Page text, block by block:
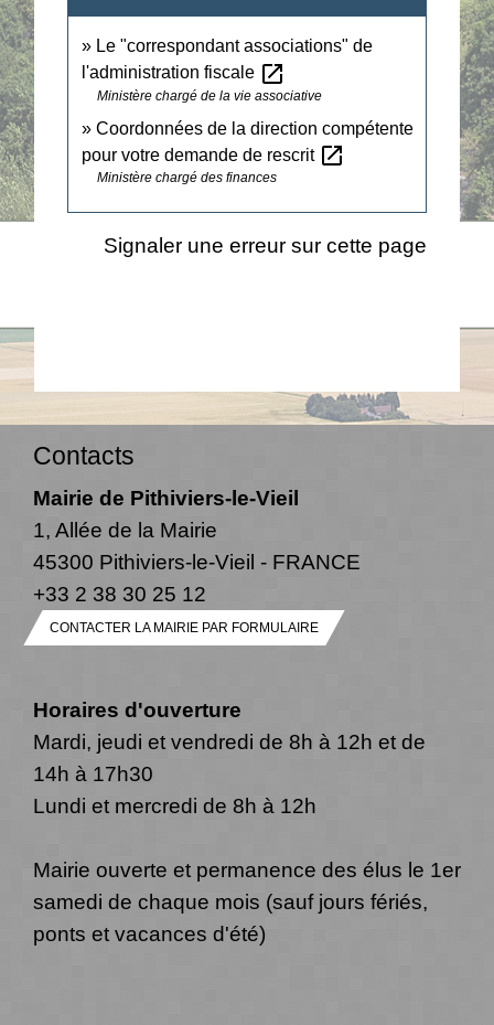
Le "correspondant associations" de
l'administration fiscale open_in_new
Ministère chargé de la vie associative
Coordonnées de la direction compétente
pour votre demande de rescrit open_in_new
Ministère chargé des finances
Signaler une erreur sur cette page
Contacts
Mairie de Pithiviers-le-Vieil
1, Allée de la Mairie
45300 Pithiviers-le-Vieil - FRANCE
+33 2 38 30 25 12
CONTACTER LA MAIRIE PAR FORMULAIRE
Horaires d'ouverture
Mardi, jeudi et vendredi de 8h à 12h et de
14h à 17h30
Lundi et mercredi de 8h à 12h
Mairie ouverte et permanence des élus le 1er
samedi de chaque mois (sauf jours fériés,
ponts et vacances d'été)